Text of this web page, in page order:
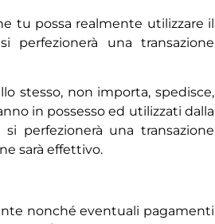
tu possa realmente utilizzare il
perfezionerà una transazione
stesso, non importa, spedisce,
in possesso ed utilizzati dalla
perfezionerà una transazione
sarà effettivo.
nonché eventuali pagamenti